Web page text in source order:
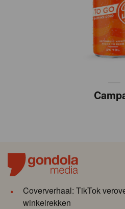
Coververhaal: TikTok
winkelrekken